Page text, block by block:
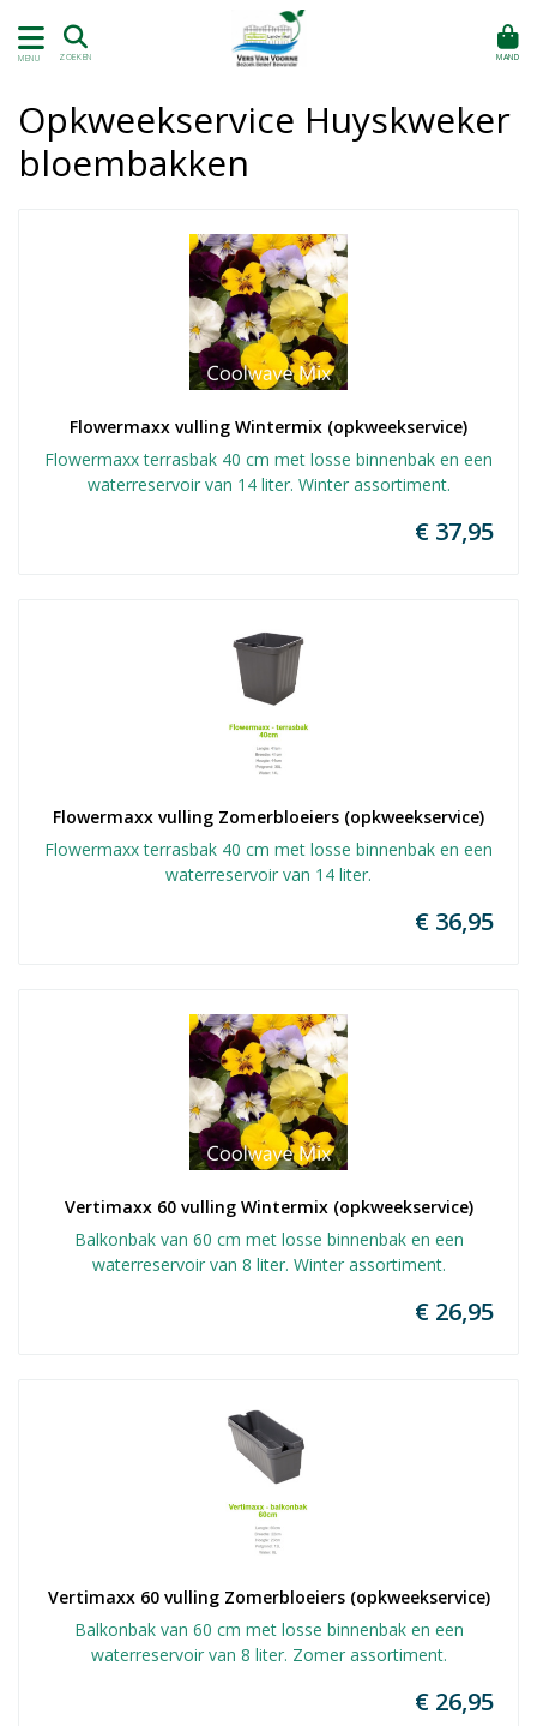
MENU ZOEKEN MAND
Opkweekservice Huyskweker
bloembakken
Flowermaxx vulling Wintermix (opkweekservice)
Flowermaxx terrasbak 40 cm met losse binnenbak en een
waterreservoir van 14 liter. Winter assortiment.
€ 37,95
Flowermaxx vulling Zomerbloeiers (opkweekservice)
Flowermaxx terrasbak 40 cm met losse binnenbak en een
waterreservoir van 14 liter.
€ 36,95
Vertimaxx 60 vulling Wintermix (opkweekservice)
Balkonbak van 60 cm met losse binnenbak en een
waterreservoir van 8 liter. Winter assortiment.
€ 26,95
Vertimaxx 60 vulling Zomerbloeiers (opkweekservice)
Balkonbak van 60 cm met losse binnenbak en een
waterreservoir van 8 liter. Zomer assortiment.
€ 26,95